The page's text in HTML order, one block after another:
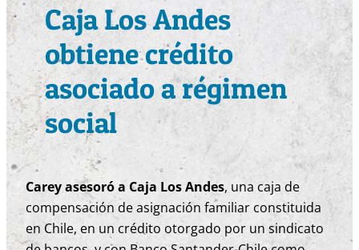
Caja Los Andes
obtiene crédito
asociado a régimen
social
Carey asesoró a Caja Los Andes, una caja de
compensación de asignación familiar constituida
en Chile, en un crédito otorgado por un sindicato